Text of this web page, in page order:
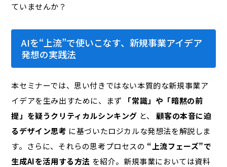
ていませんか？
AIを“上流”で使いこなす、新規事業アイデア
発想の実践法
本セミナーでは、思い付きではない本質的な新規事業ア
イデアを生み出すために、まず
「常識」や「暗黙の前
提」を疑うクリティカルシンキング と、顧客の本音に迫
るデザイン思考 に基づいたロジカルな発想法を解説しま
す。さらに、それらの思考プロセスの “上流フェーズ”で
生成AIを活用する方法 を紹介。新規事業においては資料